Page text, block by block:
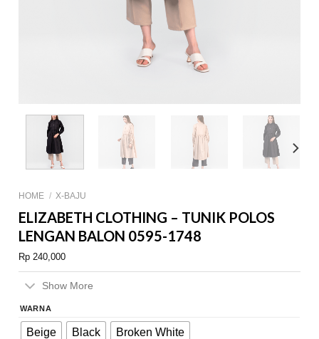
HOME / X-BAJU
ELIZABETH CLOTHING – TUNIK POLOS
LENGAN BALON 0595-1748
Rp 240,000
Show More
WARNA
Beige Black Broken White